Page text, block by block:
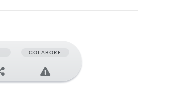
COLABORE